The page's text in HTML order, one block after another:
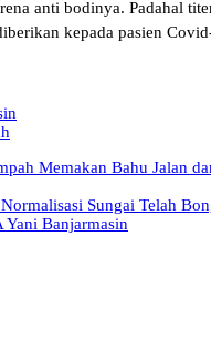
anti bodinya. Padahal
kepada pasien
Memakan Bahu Jalan
Normalisasi Sungai Telah
Yani Banjarmasin